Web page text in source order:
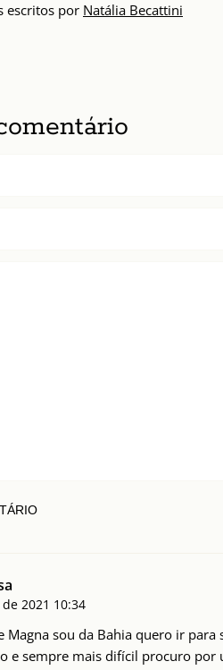
escritos por Natália Becattini
2021 10:34
Magna sou da Bahia quero ir
e sempre mais difícil procuro